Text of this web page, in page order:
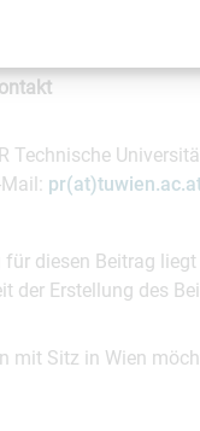
Technische
Mail:
diesen Beitrag
der Erstellung des
mit Sitz in Wien